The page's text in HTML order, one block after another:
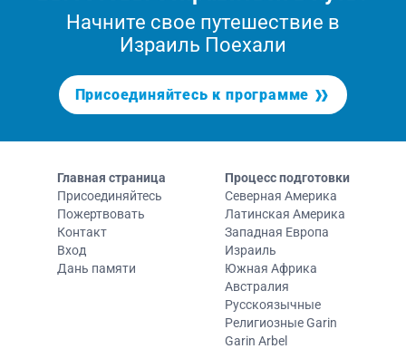
Начните свое путешествие в
Израиль Поехали
Присоединяйтесь к программе
Главная страница
Присоединяйтесь
Пожертвовать
Контакт
Вход
Дань памяти
Процесс подготовки
Северная Америка
Латинская Америка
Западная Европа
Израиль
Южная Африка
Австралия
Русскоязычные
Религиозные Garin
Garin Arbel